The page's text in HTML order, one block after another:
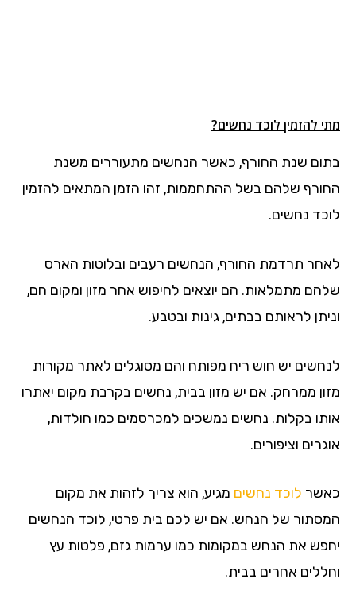
מתי להזמין לוכד נחשים?
בתום שנת החורף, כאשר הנחשים מתעוררים משנת
החורף שלהם בשל ההתחממות, זהו הזמן המתאים להזמין
לוכד נחשים.
לאחר תרדמת החורף, הנחשים רעבים ובלוטות הארס
שלהם מתמלאות. הם יוצאים לחיפוש אחר מזון ומקום חם,
וניתן לראותם בבתים, גינות ובטבע.
לנחשים יש חוש ריח מפותח והם מסוגלים לאתר מקורות
מזון ממרחק. אם יש מזון בבית, נחשים בקרבת מקום יאתרו
אותו בקלות. נחשים נמשכים למכרסמים כמו חולדות,
אוגרים וציפורים.
כאשר לוכד נחשים מגיע, הוא צריך לזהות את מקום
המסתור של הנחש. אם יש לכם בית פרטי, לוכד הנחשים
יחפש את הנחש במקומות כמו ערמות גזם, פלטות עץ
וחללים אחרים בבית.